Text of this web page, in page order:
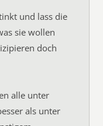
und lass die
sie wollen
doch
alle unter
als unter